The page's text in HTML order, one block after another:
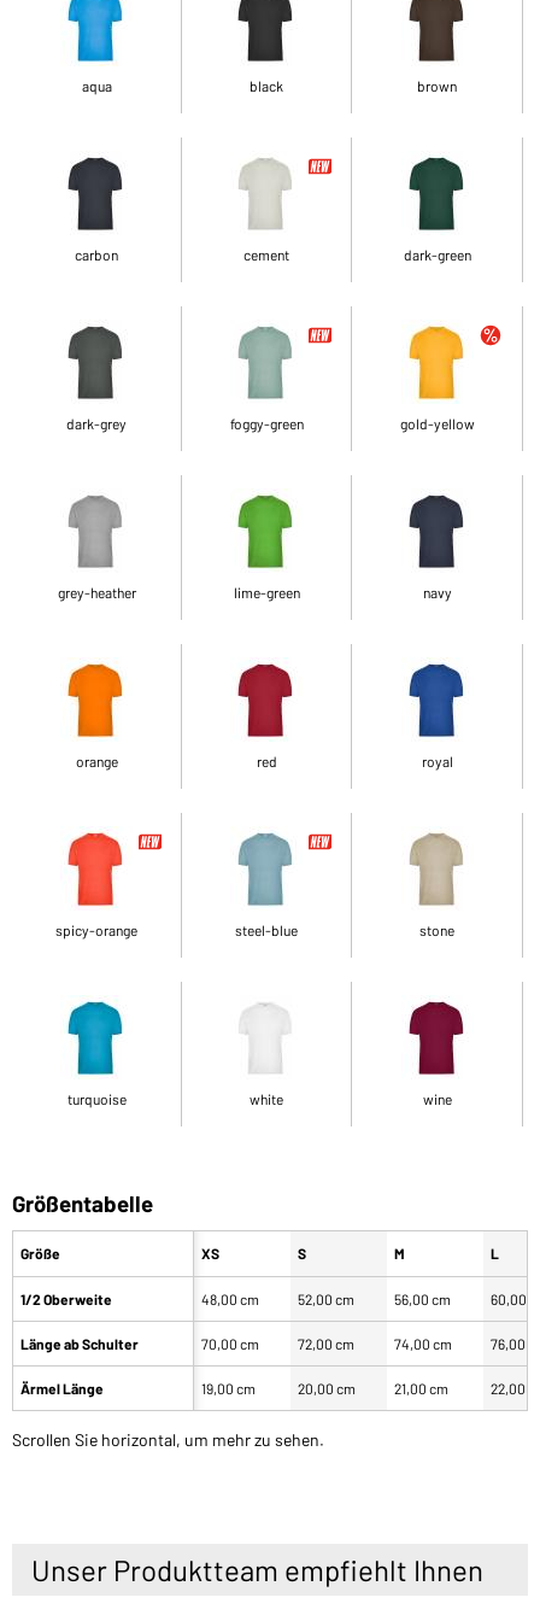
aqua black brown
carbon cement dark-green
dark-grey foggy-green gold-yellow
grey-heather lime-green navy
orange red royal
spicy-orange steel-blue stone
turquoise white wine
Größentabelle
Größe
1/2 Oberweite
Länge ab Schulter
Ärmel Länge
XS S M L
48,00 cm 52,00 cm 56,00 cm 60,00
70,00 cm 72,00 cm 74,00 cm 76,00
19,00 cm 20,00 cm 21,00 cm 22,00
Scrollen Sie horizontal, um mehr zu sehen.
Unser Produktteam empfiehlt Ihnen